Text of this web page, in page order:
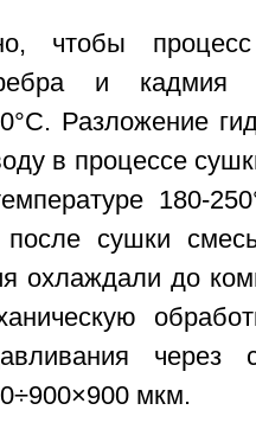
чтобы
и кадмия
Разложение
в процессе
180-
сушки
охлаждали до
через
мкм.